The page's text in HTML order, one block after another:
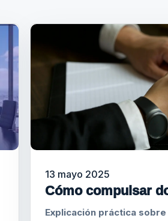
13 mayo 2025
Cómo compulsar
Explicación práctica